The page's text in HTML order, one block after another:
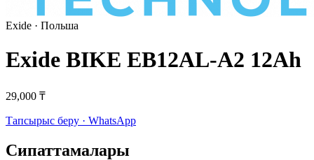
Exide · Польша
Exide BIKE EB12AL-A2 12Ah
29,000 ₸
Тапсырыс беру · WhatsApp
Сипаттамалары